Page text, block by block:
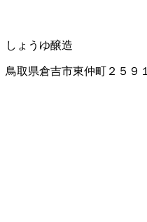
しょうゆ醸造
鳥取県倉吉市東仲町２５９１